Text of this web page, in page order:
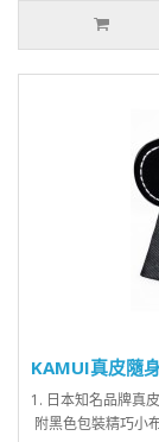
KAMUI真皮隨
1. 日本知名品牌真
附黑色包裝精巧小